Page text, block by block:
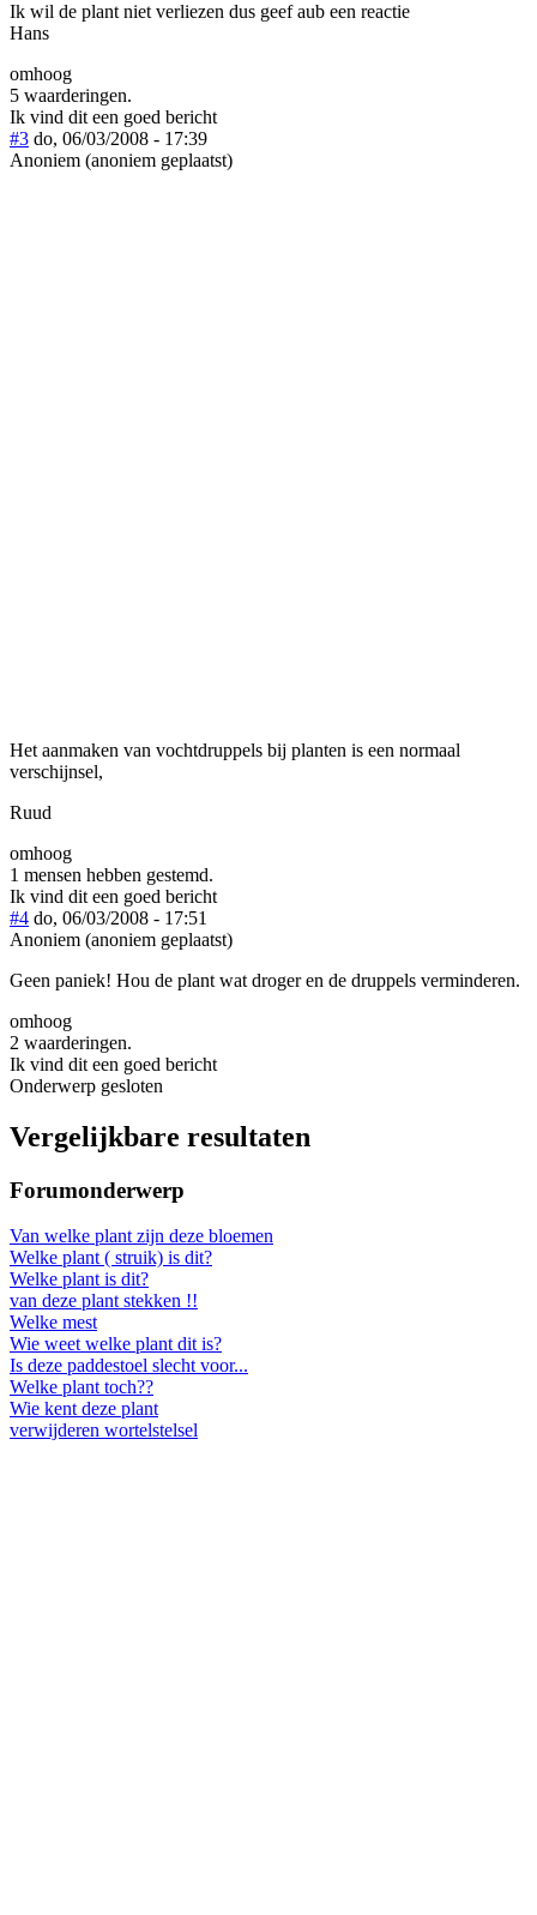
Ik wil de plant niet verliezen dus geef aub een reactie
Hans
omhoog
5 waarderingen.
Ik vind dit een goed bericht
#3 do, 06/03/2008 - 17:39
Anoniem (anoniem geplaatst)
Het aanmaken van vochtdruppels bij planten is een normaal
verschijnsel,
Ruud
omhoog
1 mensen hebben gestemd.
Ik vind dit een goed bericht
#4 do, 06/03/2008 - 17:51
Anoniem (anoniem geplaatst)
Geen paniek! Hou de plant wat droger en de druppels verminderen.
omhoog
2 waarderingen.
Ik vind dit een goed bericht
Onderwerp gesloten
Vergelijkbare resultaten
Forumonderwerp
Van welke plant zijn deze bloemen
Welke plant ( struik) is dit?
Welke plant is dit?
van deze plant stekken !!
Welke mest
Wie weet welke plant dit is?
Is deze paddestoel slecht voor...
Welke plant toch??
Wie kent deze plant
verwijderen wortelstelsel